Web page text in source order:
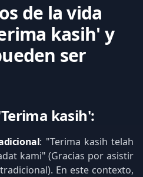
de la vida
kasih' y
ser
kasih':
: "Terima kasih telah
kami" (Gracias por asistir
En este contexto,